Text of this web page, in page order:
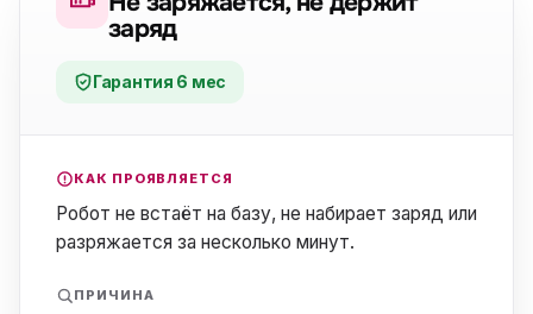
заряд
Гарантия 6 мес
КАК ПРОЯВЛЯЕТСЯ
Робот не встаёт на базу, не набирает заряд или
разряжается за несколько минут.
ПРИЧИНА